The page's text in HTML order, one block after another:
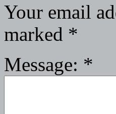
Your email
marked *
Message: *